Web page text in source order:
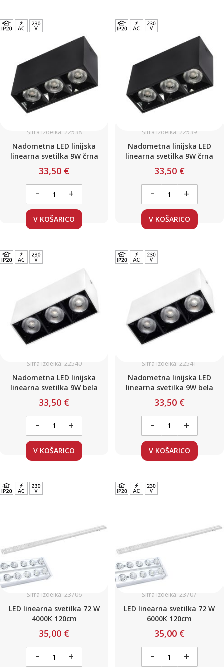
Šifra izdelka: 22538
Nadometna LED linijska
linearna svetilka 9W črna
33,50 €
- +
V KOŠARICO
Šifra izdelka: 22539
Nadometna linijska LED
linearna svetilka 9W črna
33,50 €
- +
V KOŠARICO
Šifra izdelka: 22540
Nadometna LED linijska
linearna svetilka 9W bela
33,50 €
- +
V KOŠARICO
Šifra izdelka: 22541
Nadometna linijska LED
linearna svetilka 9W bela
33,50 €
- +
V KOŠARICO
Šifra izdelka: 23706
LED linearna svetilka 72 W
4000K 120cm
35,00 €
- +
Šifra izdelka: 23707
LED linearna svetilka 72 W
6000K 120cm
35,00 €
- +